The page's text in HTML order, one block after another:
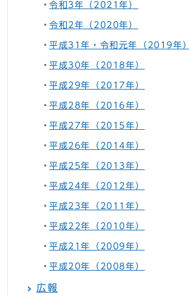
令和3年（2021年）
令和2年（2020年）
平成31年・令和元年（2019年）
平成30年（2018年）
平成29年（2017年）
平成28年（2016年）
平成27年（2015年）
平成26年（2014年）
平成25年（2013年）
平成24年（2012年）
平成23年（2011年）
平成22年（2010年）
平成21年（2009年）
平成20年（2008年）
広報